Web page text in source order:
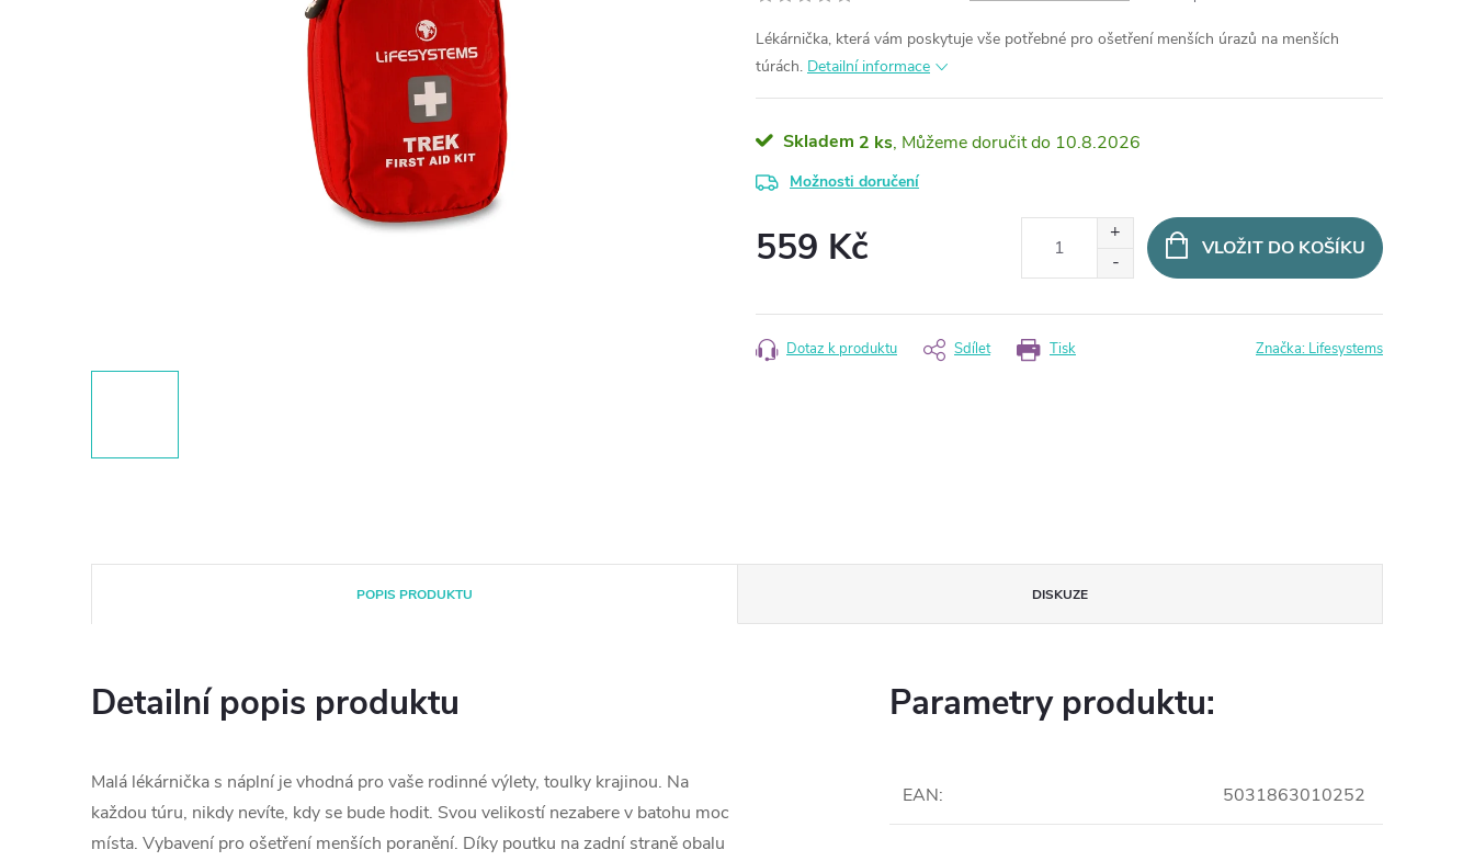
Lékárnička, která vám poskytuje vše potřebné pro ošetření menších úrazů na menších
túrách. Detailní informace
Skladem 2 ks 10.8.2026
Možnosti doručení
559 Kč VLOŽIT DO KOŠÍKU
Tisk
Dotaz k produktu Sdílet Značka: Lifesystems
POPIS PRODUKTU DISKUZE
Detailní popis produktu
Malá lékárnička s náplní je vhodná pro vaše rodinné výlety, toulky krajinou. Na
každou túru, nikdy nevíte, kdy se bude hodit. Svou velikostí nezabere v batohu moc
místa. Vybavení pro ošetření menších poranění. Díky poutku na zadní straně obalu
Parametry produktu:
EAN: 5031863010252